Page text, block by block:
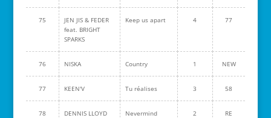
75
JEN JIS & FEDER
feat. BRIGHT
SPARKS
Keep us apart 4 77
76 NISKA Country 1 NEW
77 KEEN'V Tu réalises 3 58
78 DENNIS LLOYD
Nevermind
2 RE